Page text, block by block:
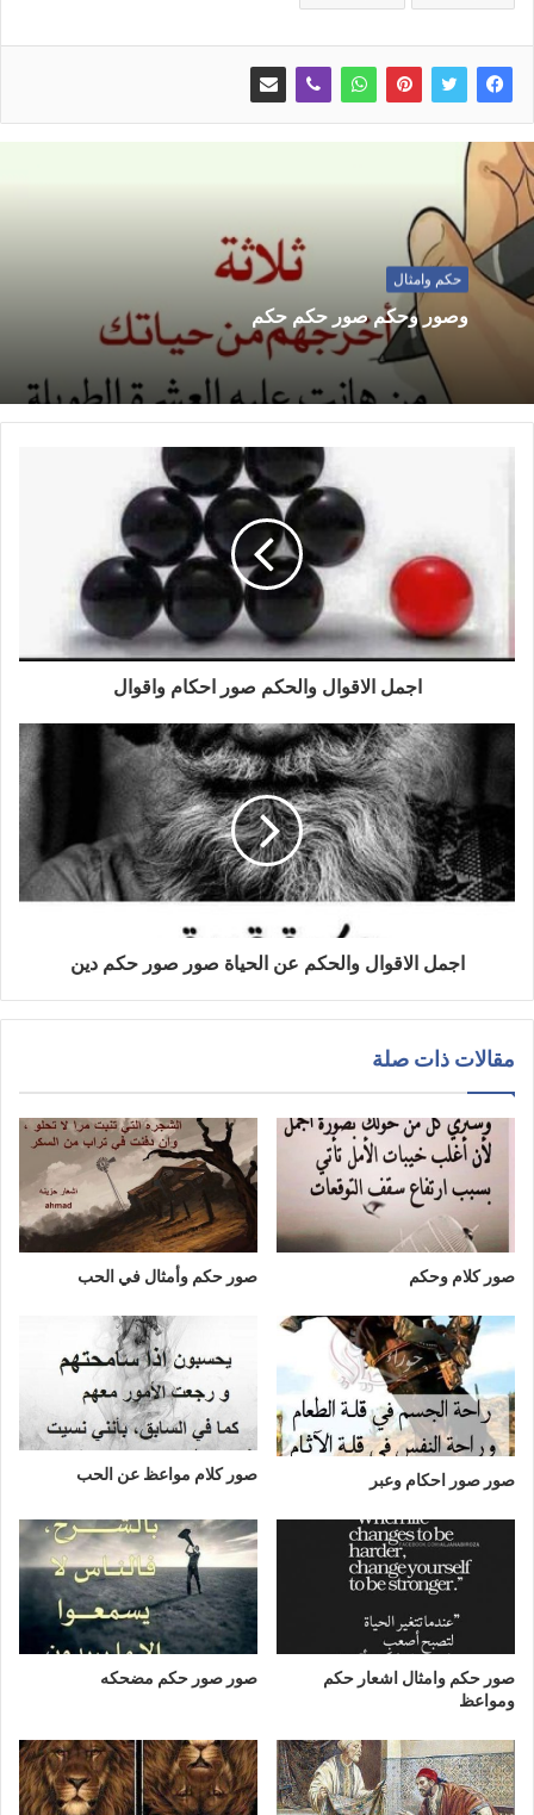
حكم وامثال
وصور وحكم صور حكم حكم
اجمل الاقوال والحكم صور احكام واقوال
اجمل الاقوال والحكم عن الحياة صور صور حكم دين
مقالات ذات صلة
صور كلام وحكم صور حكم وأمثال في الحب
صور صور احكام وعبر صور كلام مواعظ عن الحب
صور حكم وامثال اشعار حكم
ومواعظ
صور صور حكم مضحكه